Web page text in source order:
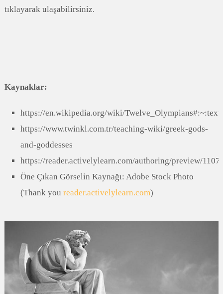
tıklayarak ulaşabilirsiniz.
Kaynaklar:
https://en.wikipedia.org/wiki/
https://www.twinkl.com.tr/teaching-wiki/greek-gods-
and-goddesses
https://reader.activelylearn.com/authoring/preview/
Öne Çıkan Görselin Kaynağı: Adobe Stock Photo
(Thank youreader.activelylearn.com)